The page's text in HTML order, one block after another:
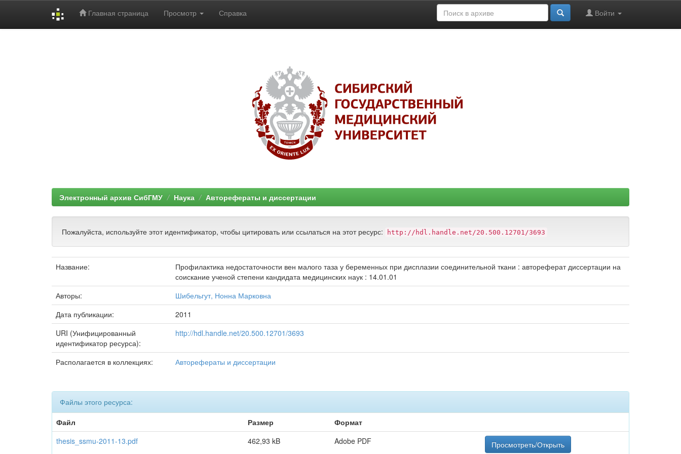
Главная страница Просмотр Справка Войти
Электронный архив СибГМУ Наука Авторефераты и диссертации
Пожалуйста, используйте этот идентификатор, чтобы цитировать или ссылаться на этот ресурс: http://hdl.handle.net/20.500.12701/3693
Название:
Профилактика недостаточности вен малого таза у беременных при дисплазии соединительной ткани : автореферат диссертации на
соискание ученой степени кандидата медицинских наук : 14.01.01
Авторы:
Шибельгут, Нонна Марковна
Дата публикации:
2011
URI (Унифицированный
идентификатор ресурса):
http://hdl.handle.net/20.500.12701/3693
Располагается в коллекциях: Авторефераты и диссертации
Файлы этого ресурса:
Файл
Размер
Формат
thesis_ssmu-2011-13.pdf
462,93 kB Adobe PDF Просмотреть/Открыть